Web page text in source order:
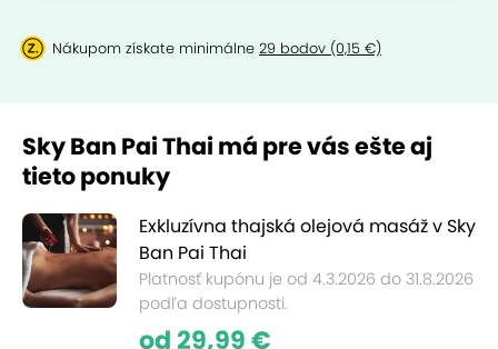
Nákupom získate minimálne 29 bodov (0,15 €)
Sky Ban Pai Thai má pre vás ešte aj
tieto ponuky
Exkluzívna thajská olejová masáž v Sky
Ban Pai Thai
Platnosť kupónu je od 4.3.2026 do 31.8.2026
podľa dostupnosti.
od 29,99 €